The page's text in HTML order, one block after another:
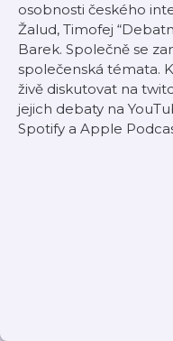
osobnosti českého
Žalud, Timofej
Barek. Společně se
společenská témata.
živě diskutovat na
jejich debaty na
Spotify a Apple